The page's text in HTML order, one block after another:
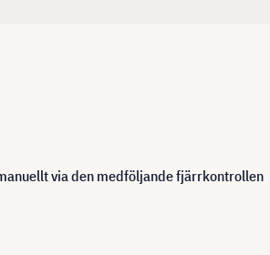
via den medföljande fjärrkontrollen